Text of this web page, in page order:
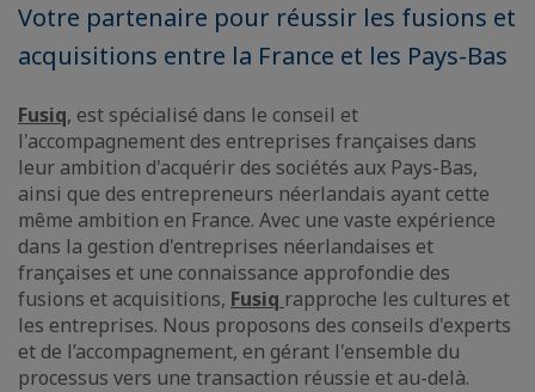
Votre partenaire pour réussir les fusions et
acquisitions entre la France et les Pays-Bas
Fusiq, est spécialisé dans le conseil et
l'accompagnement des entreprises françaises dans
leur ambition d'acquérir des sociétés aux Pays-Bas,
ainsi que des entrepreneurs néerlandais ayant cette
même ambition en France. Avec une vaste expérience
dans la gestion d'entreprises néerlandaises et
françaises et une connaissance approfondie des
fusions et acquisitions, Fusiq rapproche les cultures et
les entreprises. Nous proposons des conseils d'experts
et de l’accompagnement, en gérant l'ensemble du
processus vers une transaction réussie et au-delà.